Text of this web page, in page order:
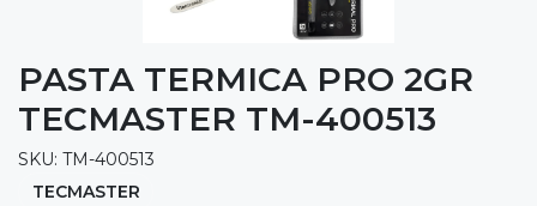
PASTA TERMICA PRO 2GR
TECMASTER TM-400513
SKU: TM-400513
TECMASTER